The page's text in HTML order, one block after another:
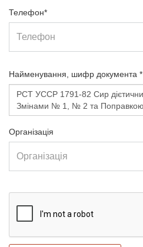
Телефон*
Найменування, шифр документа *
Організація